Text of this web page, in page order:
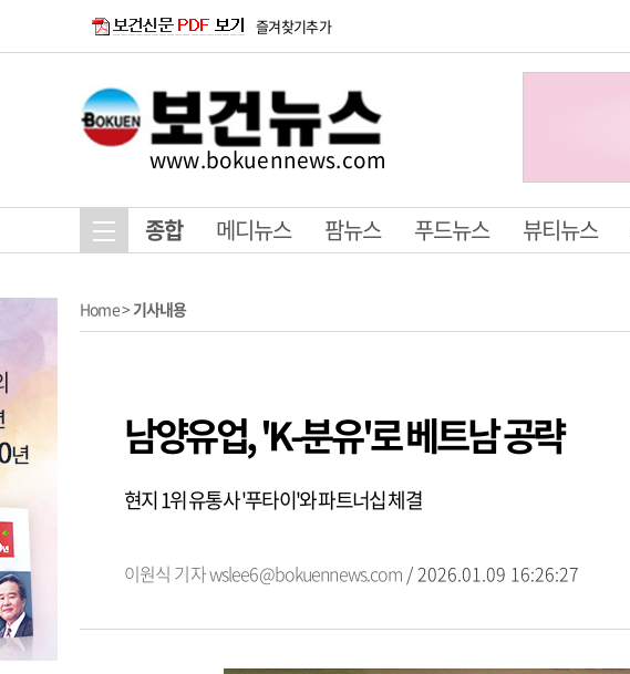
즐겨찾기추가
www.bokuennews.com
종합 메디뉴스 팜뉴스 푸드뉴스 뷰티뉴스
Home>기사내용
남양유업, 'K-분유'로 베트남 공략
현지 1위 유통사 '푸타이'와 파트너십 체결
이원식 기자wslee6@bokuennews.com / 2026.01.09 16:26:27